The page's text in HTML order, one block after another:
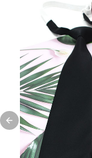
Previous slide